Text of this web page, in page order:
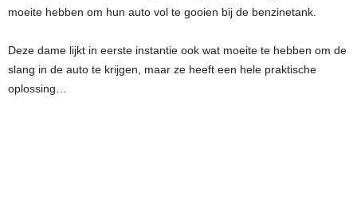
moeite hebben om hun auto vol te gooien bij de benzinetank.
Deze dame lijkt in eerste instantie ook wat moeite te hebben om de
slang in de auto te krijgen, maar ze heeft een hele praktische
oplossing…